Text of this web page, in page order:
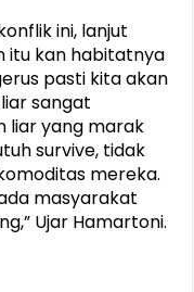
ini, lanjut
itu kan habitatnya
pasti kita akan
sangat
liar yang marak
survive, tidak
mereka.
masyarakat
Ujar Hamartoni.